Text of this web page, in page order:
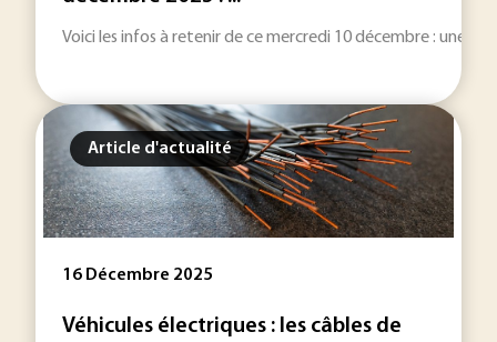
Voici les infos à retenir de ce mercredi 10 décembre : une
Article d'actualité
16 Décembre 2025
Véhicules électriques : les câbles de